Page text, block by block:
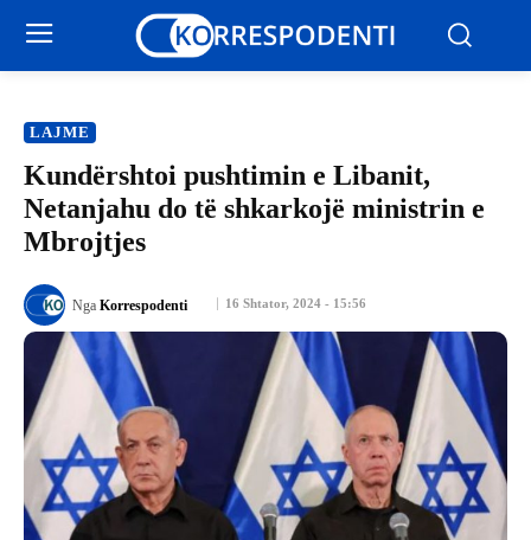
LAJME
Kundërshtoi pushtimin e Libanit,
Netanjahu do të shkarkojë ministrin e
Mbrojtjes
16 Shtator, 2024 - 15:56
Nga Korrespodenti